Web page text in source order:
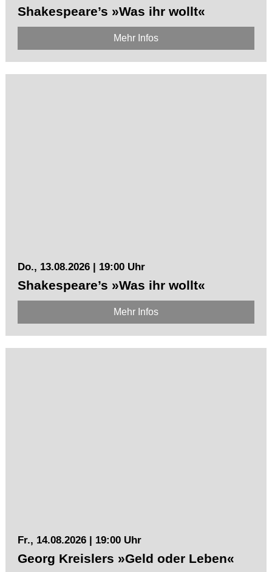
Shakespeare’s »Was ihr wollt«
Mehr Infos
Do., 13.08.2026 | 19:00 Uhr
Shakespeare’s »Was ihr wollt«
Mehr Infos
Fr., 14.08.2026 | 19:00 Uhr
Georg Kreislers »Geld oder Leben«